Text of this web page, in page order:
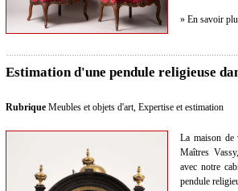
» En savoir
Estimation d'une pendule religieuse
Rubrique Meubles et objets d'art, Expertise et estimation
La maison de
Maîtres
avec notre
pendule